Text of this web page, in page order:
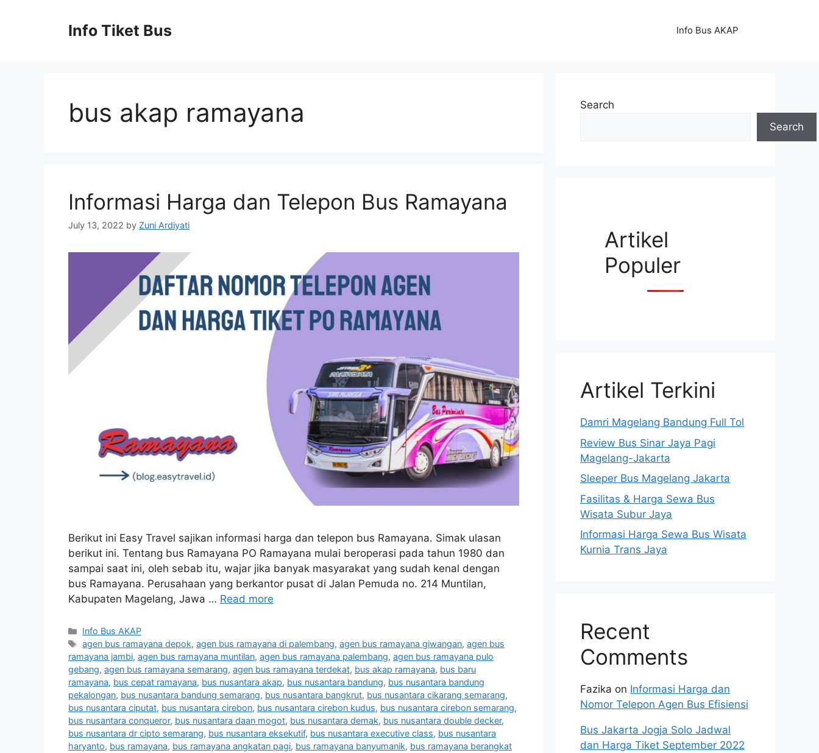
Info Tiket Bus Info Bus AKAP
bus akap ramayana
Informasi Harga dan Telepon Bus Ramayana
July 13, 2022 by Zuni Ardiyati
Berikut ini Easy Travel sajikan informasi harga dan telepon bus Ramayana. Simak ulasan
berikut ini. Tentang bus Ramayana PO Ramayana mulai beroperasi pada tahun 1980 dan
sampai saat ini, oleh sebab itu, wajar jika banyak masyarakat yang sudah kenal dengan
bus Ramayana. Perusahaan yang berkantor pusat di Jalan Pemuda no. 214 Muntilan,
Kabupaten Magelang, Jawa … Read more
Categories
Info Bus AKAP
Tags
agen bus ramayana depok,agen bus ramayana di palembang,agen bus ramayana giwangan,agen bus
ramayana jambi, agen bus ramayana muntilan, agen bus ramayana palembang, agen bus ramayana pulo
gebang, agen bus ramayana semarang, agen bus ramayana terdekat, bus akap ramayana, bus baru
ramayana, bus cepat ramayana, bus nusantara akap, bus nusantara bandung, bus nusantara bandung
pekalongan, bus nusantara bandung semarang, bus nusantara bangkrut, bus nusantara cikarang semarang,
bus nusantara ciputat, bus nusantara cirebon, bus nusantara cirebon kudus, bus nusantara cirebon semarang,
bus nusantara conqueror, bus nusantara daan mogot, bus nusantara demak, bus nusantara double decker,
bus nusantara dr cipto semarang, bus nusantara eksekutif, bus nusantara executive class, bus nusantara
haryanto, bus ramayana, bus ramayana angkatan pagi, bus ramayana banyumanik, bus ramayana berangkat
Search
Search
Artikel
Populer
Artikel Terkini
Damri Magelang Bandung Full Tol
Review Bus Sinar Jaya Pagi
Magelang-Jakarta
Sleeper Bus Magelang Jakarta
Fasilitas & Harga Sewa Bus
Wisata Subur Jaya
Informasi Harga Sewa Bus Wisata
Kurnia Trans Jaya
Recent
Comments
Fazika on Informasi Harga dan
Nomor Telepon Agen Bus Efisiensi
Bus Jakarta Jogja Solo Jadwal
dan Harga Tiket September 2022